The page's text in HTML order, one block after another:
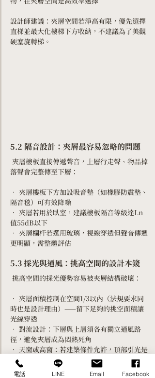
設計師建議：夾層空間若淨高有限，優先選擇
直梯並最大化樓梯下方收納，不建議為了美觀
硬塞旋轉梯。
5.2 隔音設計：夾層最容易忽略的問題
夾層樓板直接傳遞聲音，上層行走聲、物品掉
落聲會完整傳至下層：
• 夾層樓板下方加設吸音墊（如橡膠防震墊、
隔音毯）可有效降噪
• 夾層若用於臥室，建議樓板隔音等級達Ln
值55dB以下
• 夾層欄杆若選用玻璃，視線穿透但聲音傳遞
更明顯，需整體評估
5.3 採光與通風：挑高空間的設計本錢
挑高空間的採光優勢容易被夾層結構破壞：
• 夾層面積控制在空間1/3以內（法規要求同
時也是設計理由）——留下足夠的挑空面積讓
光線穿透
• 對流設計：下層與上層須各有獨立通風路
徑，避免夾層成為悶熱死角
• 天窗或高窗：若建築條件允許，頂部引光是
夾層空間最有效的採光補強方式
電話 LINE Email Facebook